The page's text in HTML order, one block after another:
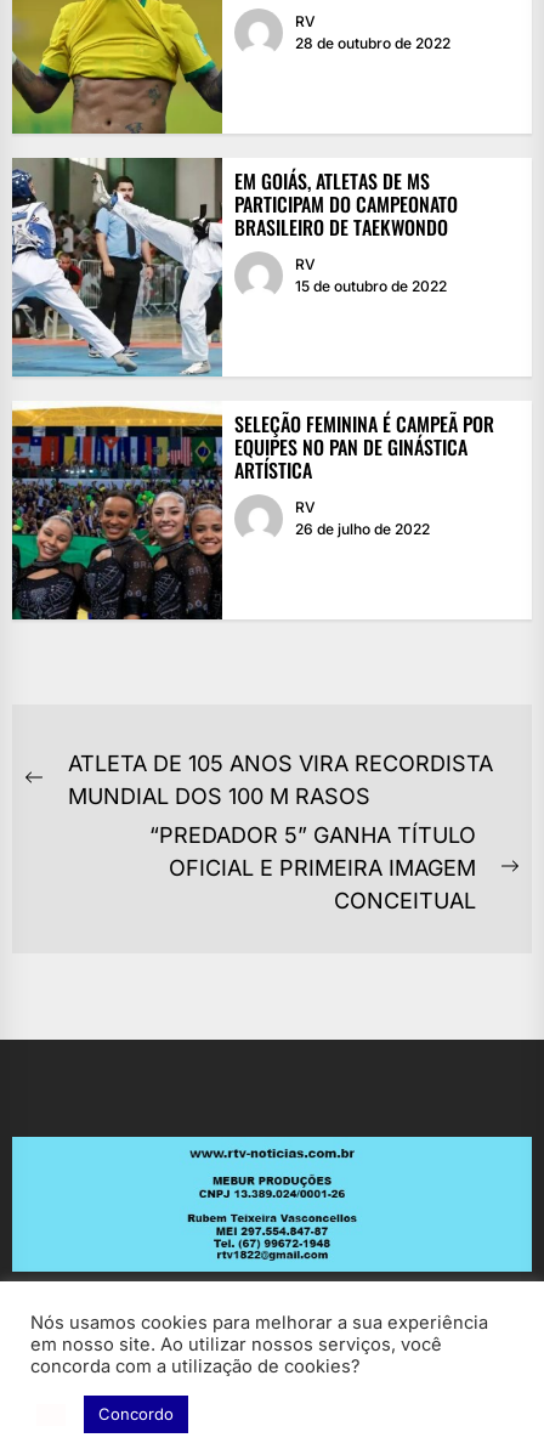
RV
28 de outubro de 2022
EM GOIÁS, ATLETAS DE MS
PARTICIPAM DO CAMPEONATO
BRASILEIRO DE TAEKWONDO
RV
15 de outubro de 2022
SELEÇÃO FEMININA É CAMPEÃ POR
EQUIPES NO PAN DE GINÁSTICA
ARTÍSTICA
RV
26 de julho de 2022
NAVEGAÇÃO
DEPrevious
ATLETA DE 105 ANOS VIRA RECORDISTA
MUNDIAL DOS 100 M RASOS
“PREDADOR 5” GANHA TÍTULO
OFICIAL E PRIMEIRA IMAGEM
CONCEITUAL
Copyright © 2026RV Notícias.
Nós usamos cookies para melhorar a sua experiência
em nosso site. Ao utilizar nossos serviços, você
concorda com a utilização de cookies?
Concordo